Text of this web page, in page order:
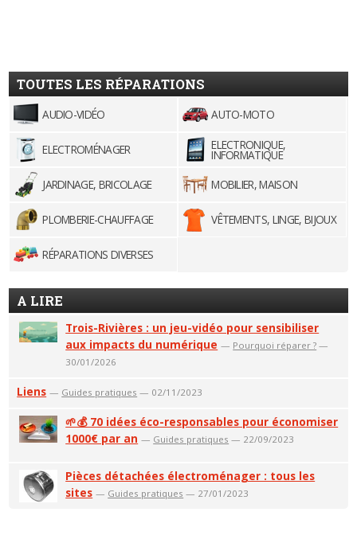
TOUTES LES RÉPARATIONS
AUDIO-VIDÉO AUTO-MOTO
ELECTROMÉNAGER ELECTRONIQUE,
INFORMATIQUE
JARDINAGE, BRICOLAGE
MOBILIER, MAISON
PLOMBERIE-CHAUFFAGE VÊTEMENTS, LINGE, BIJOUX
RÉPARATIONS DIVERSES
A LIRE
Trois-Rivières : un jeu-vidéo pour sensibiliser
aux impacts du numérique — Pourquoi réparer ? —
30/01/2026
Liens — Guides pratiques — 02/11/2023
🌱💰 70 idées éco-responsables pour économiser
1000€ par an — Guides pratiques — 22/09/2023
Pièces détachées électroménager : tous les
sites — Guides pratiques — 27/01/2023